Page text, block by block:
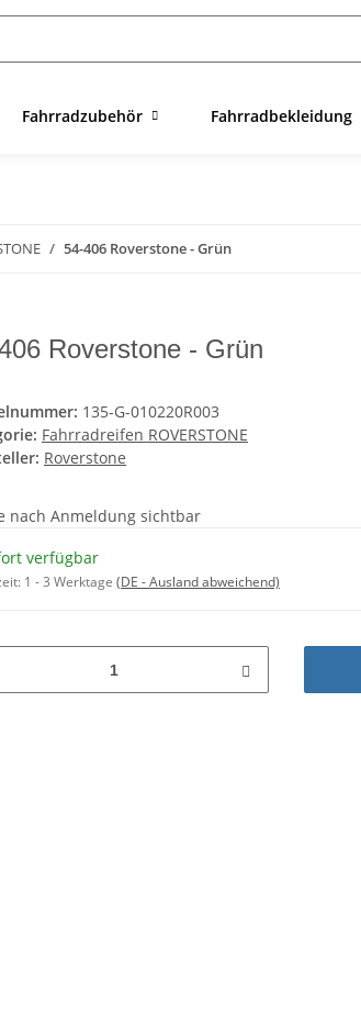
Fahrradzubehör Fahrradbekleidung
54-406 Roverstone - Grün
Roverstone - Grün
135-G-010220R003
Fahrradreifen ROVERSTONE
Roverstone
nach Anmeldung sichtbar
verfügbar
1 - 3 Werktage (DE - Ausland abweichend)